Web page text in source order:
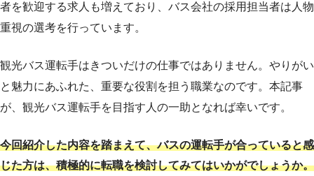
者を歓迎する求人も増えており、バス会社の採用担当者は人物
重視の選考を行っています。
観光バス運転手はきついだけの仕事ではありません。やりがい
と魅力にあふれた、重要な役割を担う職業なのです。本記事
が、観光バス運転手を目指す人の一助となれば幸いです。
今回紹介した内容を踏まえて、バスの運転手が合っていると感
じた方は、積極的に転職を検討してみてはいかがでしょうか。